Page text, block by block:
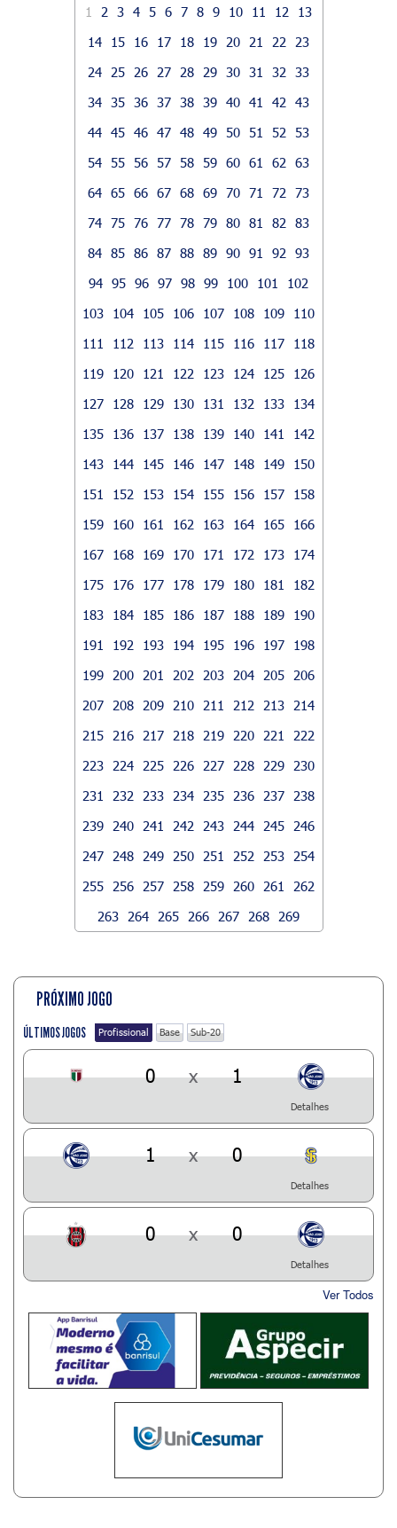
1 2 3 4 5 6 7 8 9 10 11 12
13
14
15 16 17 18 19 20 21 22
23
24
25 26 27 28 29 30 31 32
33
34
35 36 37 38 39 40 41 42
43
44 45 46 47 48 49 50 51 52
53
54
55 56 57 58 59 60 61 62
63
64 65 66 67 68 69 70 71 72
73
74 75 76 77 78 79 80 81 82
83
84 85 86 87 88 89 90 91 92
93
94 95 96 97 98 99 100 101
102
103
104 105 106 107 108 109
110
111
112 113 114 115 116 117
118
119
120 121 122 123 124 125
126
127
128 129 130 131 132 133
134
135
136 137 138 139 140 141
142
143
144 145 146 147 148 149
150
151
152 153 154 155 156 157
158
159
160 161 162 163 164 165
166
167
168 169 170 171 172 173
174
175
176 177 178 179 180 181
182
183
184 185 186 187 188 189
190
191
192 193 194 195 196 197
198
199
200 201 202 203 204 205
206
207
208 209 210 211 212 213
214
215
216 217 218 219 220 221
222
223
224 225 226 227 228 229
230
231
232 233 234 235 236 237
238
239
240 241 242 243 244 245
246
247
248 249 250 251 252 253
254
255
256 257 258 259 260 261
262
263
264 265 266 267 268 269
PRÓXIMO JOGO
ÚLTIMOS JOGOS Profissional Base Sub-20
0 x 1
Detalhes
1 x 0
Detalhes
0 x 0
Detalhes
Ver Todos